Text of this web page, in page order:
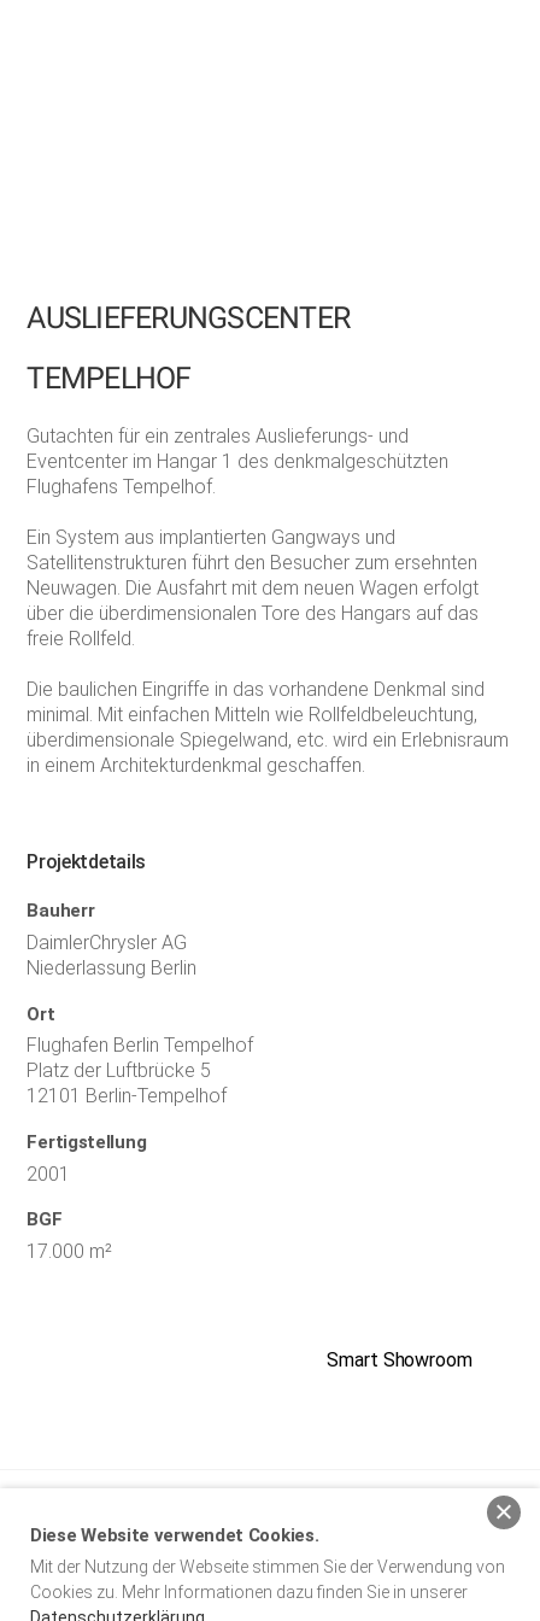
AUSLIEFERUNGSCENTER
TEMPELHOF
Gutachten für ein zentrales Auslieferungs- und
Eventcenter im Hangar 1 des denkmalgeschützten
Flughafens Tempelhof.
Ein System aus implantierten Gangways und
Satellitenstrukturen führt den Besucher zum ersehnten
Neuwagen. Die Ausfahrt mit dem neuen Wagen erfolgt
über die überdimensionalen Tore des Hangars auf das
freie Rollfeld.
Die baulichen Eingriffe in das vorhandene Denkmal sind
minimal. Mit einfachen Mitteln wie Rollfeldbeleuchtung,
überdimensionale Spiegelwand, etc. wird ein Erlebnisraum
in einem Architekturdenkmal geschaffen.
Projektdetails
Bauherr
DaimlerChrysler AG
Niederlassung Berlin
Ort
Flughafen Berlin Tempelhof
Platz der Luftbrücke 5
12101 Berlin-Tempelhof
Fertigstellung
2001
BGF
17.000 m²
Smart Showroom
baumgarten simon architekten BDA
Impressum Datenschutz
Diese Website verwendet Cookies.
Mit der Nutzung der Webseite stimmen Sie der Verwendung von
Cookies zu. Mehr Informationen dazu finden Sie in unserer